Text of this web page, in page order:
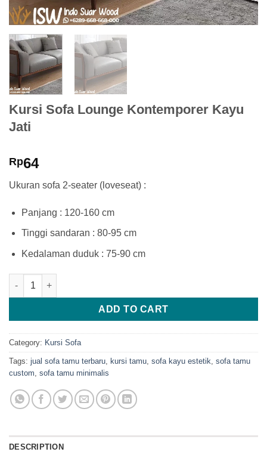
Kursi Sofa Lounge Kontemporer Kayu
Jati
Rp64
Ukuran sofa 2-seater (loveseat) :
Panjang : 120-160 cm
Tinggi sandaran : 80-95 cm
Kedalaman duduk : 75-90 cm
Kursi Sofa Lounge Kontemporer Kayu Jati quantity
ADD TO CART
Category: Kursi Sofa
Tags: jual sofa tamu terbaru kursi tamu sofa kayu estetik sofa tamu
custom sofa tamu minimalis
DESCRIPTION